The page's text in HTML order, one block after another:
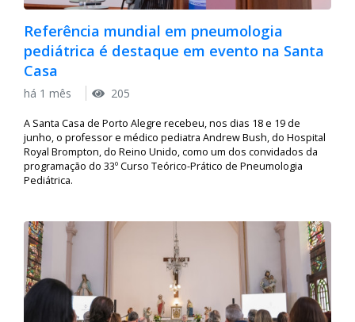
Referência mundial em pneumologia
pediátrica é destaque em evento na Santa
Casa
há 1 mês 205
A Santa Casa de Porto Alegre recebeu, nos dias 18 e 19 de
junho, o professor e médico pediatra Andrew Bush, do Hospital
Royal Brompton, do Reino Unido, como um dos convidados da
programação do 33º Curso Teórico-Prático de Pneumologia
Pediátrica.